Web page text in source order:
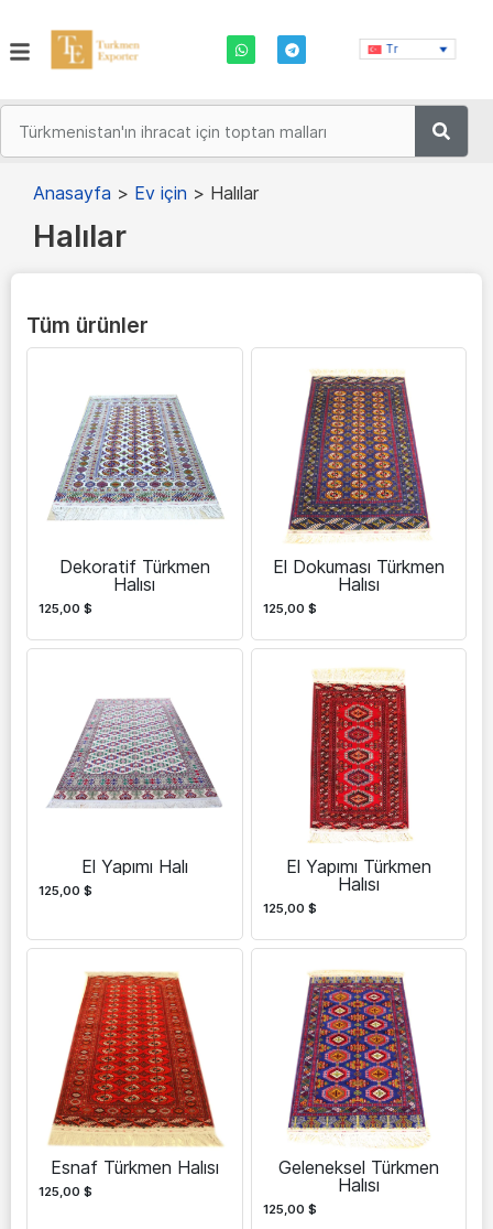
Tr
Anasayfa > Ev için > Halılar
Halılar
Tüm ürünler
Dekoratif Türkmen
Halısı
125,00 $
El Dokuması Türkmen
Halısı
125,00 $
El Yapımı Halı
125,00 $
El Yapımı Türkmen
Halısı
125,00 $
Esnaf Türkmen Halısı
125,00 $
Geleneksel Türkmen
Halısı
125,00 $